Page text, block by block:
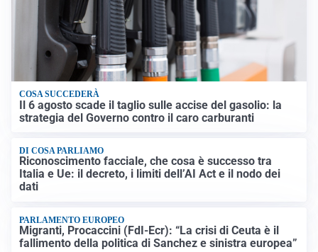
COSA SUCCEDERÀ
Il 6 agosto scade il taglio sulle accise del gasolio: la
strategia del Governo contro il caro carburanti
DI COSA PARLIAMO
Riconoscimento facciale, che cosa è successo tra
Italia e Ue: il decreto, i limiti dell’AI Act e il nodo dei
dati
PARLAMENTO EUROPEO
Migranti, Procaccini (FdI-Ecr): “La crisi di Ceuta è il
fallimento della politica di Sanchez e sinistra europea”